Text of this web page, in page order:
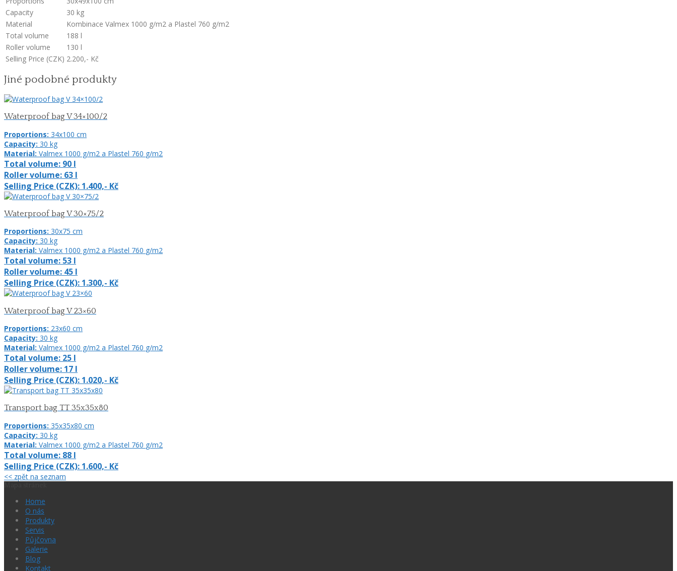
Capacity
30 kg
Material
Kombinace Valmex 1000 g/m2 a Plastel 760 g/m2
Total volume
188 l
Roller volume
130 l
Selling Price (CZK) 2.200,- Kč
Jiné podobné produkty
Waterproof bag V 34×100/2
Proportions: 34x100 cm
Capacity: 30 kg
Material: Valmex 1000 g/m2 a Plastel 760 g/m2
Total volume: 90 l
Roller volume: 63 l
Selling Price (CZK): 1.400,- Kč
Waterproof bag V 30×75/2
Proportions: 30x75 cm
Capacity: 30 kg
Material: Valmex 1000 g/m2 a Plastel 760 g/m2
Total volume: 53 l
Roller volume: 45 l
Selling Price (CZK): 1.300,- Kč
Waterproof bag V 23×60
Proportions: 23x60 cm
Capacity: 30 kg
Material: Valmex 1000 g/m2 a Plastel 760 g/m2
Total volume: 25 l
Roller volume: 17 l
Selling Price (CZK): 1.020,- Kč
Transport bag TT 35x35x80
Proportions: 35x35x80 cm
Capacity: 30 kg
Material: Valmex 1000 g/m2 a Plastel 760 g/m2
Total volume: 88 l
Selling Price (CZK): 1.600,- Kč
<< zpět na seznam
Home
O nás
Produkty
Servis
Půjčovna
Galerie
Blog
Kontakt